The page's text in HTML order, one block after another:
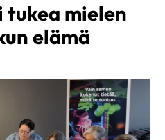
mielen
elämä